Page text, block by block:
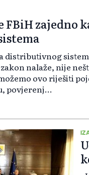
zajedno
distributivnog
nalaže, nije
ovo riješiti
povjerenj...